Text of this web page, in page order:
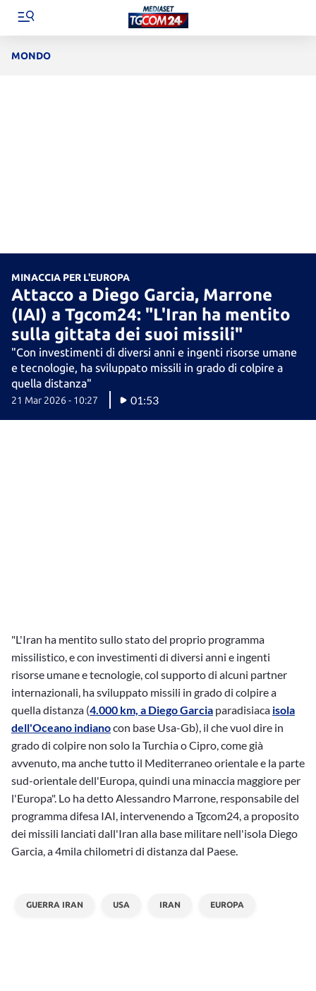
MONDO
MINACCIA PER L'EUROPA
Attacco a Diego Garcia, Marrone
(IAI) a Tgcom24: "L'Iran ha mentito
sulla gittata dei suoi missili"
"Con investimenti di diversi anni e ingenti risorse umane
e tecnologie, ha sviluppato missili in grado di colpire a
quella distanza"
21 Mar 2026 - 10:27 01:53
"L'Iran ha mentito sullo stato del proprio programma
missilistico, e con investimenti di diversi anni e ingenti
risorse umane e tecnologie, col supporto di alcuni partner
internazionali, ha sviluppato missili in grado di colpire a
quella distanza (4.000 km, a Diego Garcia paradisiaca isola
dell'Oceano indianocon base Usa-Gb), il che vuol dire in
grado di colpire non solo la Turchia o Cipro, come già
avvenuto, ma anche tutto il Mediterraneo orientale e la parte
sud-orientale dell'Europa, quindi una minaccia maggiore per
l'Europa". Lo ha detto Alessandro Marrone, responsabile del
programma difesa IAI, intervenendo a Tgcom24, a proposito
dei missili lanciati dall'Iran alla base militare nell'isola Diego
Garcia, a 4mila chilometri di distanza dal Paese.
GUERRA IRAN USA IRAN EUROPA